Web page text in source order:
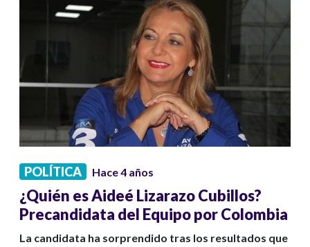
POLÍTICA Hace 4 años
¿Quién es Aideé Lizarazo Cubillos?
Precandidata del Equipo por Colombia
La candidata ha sorprendido tras los resultados que